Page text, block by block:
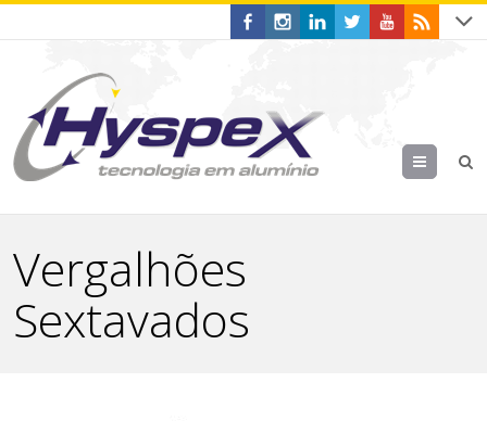
Menu
Vergalhões
Sextavados